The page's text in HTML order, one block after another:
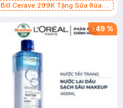
Bill Cerave 299K Tặng Sữa Rửa
-49 %